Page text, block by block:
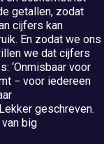
getallen, zodat
cijfers kan
En zodat we ons
we dat cijfers
‘Onmisbaar voor
− voor iedereen
geschreven.
big